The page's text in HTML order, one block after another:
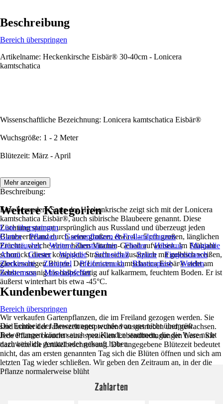
Beschreibung
Bereich überspringen
Artikelname: Heckenkirsche Eisbär® 30-40cm - Lonicera
kamtschatica
Wissenschaftliche Bezeichnung: Lonicera kamtschatica Eisbär®
Wuchsgröße: 1 - 2 Meter
Blütezeit: März - April
Beschreibung:
Eine besondere Sorte der Heckenkrische zeigt sich mit der Lonicera
kamtschatica Eisbär®, auch sibirische Blaubeere genannt. Diese
Züchtung stammt ursprünglich aus Russland und überzeugt jeden
Blaubeerfreund durch seine großen, etwa 4 – 5 cm großen, länglichen
Früchte, welche einen hohen Vitamin-Gehalt aufweisen. Im Frühjahr
schmückt dieser kompakte Strauch sich zusätzlich mit gelblich weißen,
glockenartigen Blüten. Der Lonicera kamtschatica Eisbär® steht am
liebsten sonnig bis halbschattig auf kalkarmem, feuchtem Boden. Er ist
äußerst winterhart bis etwa -45°C.
Wir verkaufen Gartenpflanzen, die im Freiland gezogen werden. Sie
sind immer der Jahreszeit entsprechend ausgetrieben und gewachsen.
Jede Pflanze braucht seine speziellen Lebendbedingungen Lesen Sie
dazu bitte die Artikelbeschreibung. Die angegebene Blütezeit bedeutet
nicht, das am ersten genannten Tag sich die Blüten öffnen und sich am
letzten Tag wieder schließen. Wir geben den Zeitraum an, in der die
Pflanze normalerweise blüht
Mehr anzeigen
Weitere Kategorien
Liste überspringen
Garten
Pflanzen
Gartenpflanzen & Freilandpflanzen
Ziersträucher
Weitere Ziersträucher Flieder Hibiskus
Magnolie
Ahorn
Ginster Weigelie Schneeball Spiere
Fingerstrauch
Zierkirsche
Zierapfel Pfeifenstrauch Blasenspiere
Weiden
Zaubernuss
Mönchspfeffer
Kundenbewertungen
Bereich überspringen
Die Echtheit der Bewertungen wurde von uns nicht überprüft.
Bewertungen können auch von Kunden stammen, die die Ware nicht
nachweislich genutzt oder gekauft haben.
Zahlarten